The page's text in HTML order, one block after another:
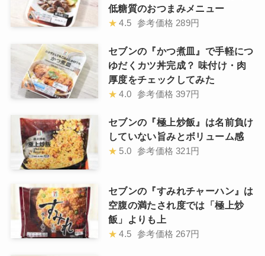
低糖質のおつまみメニュー
★ 4.5 参考価格 289円
セブンの『かつ煮皿』で手軽につ
ゆだくカツ丼完成？ 味付け・肉
厚度をチェックしてみた
★ 4.0 参考価格 397円
セブンの『極上炒飯』は名前負け
していない旨みとボリューム感
★ 5.0 参考価格 321円
セブンの『すみれチャーハン』は
空腹の満たされ度では「極上炒
飯」よりも上
★ 4.5 参考価格 267円